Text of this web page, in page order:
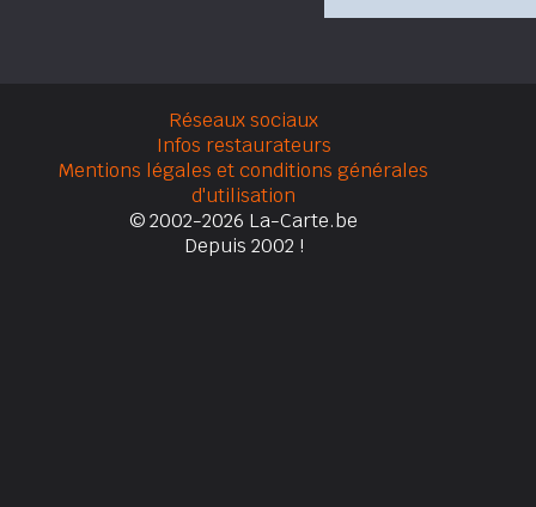
Réseaux sociaux
Infos restaurateurs
Mentions légales et conditions générales
d'utilisation
© 2002-2026 La-Carte.be
Depuis 2002 !